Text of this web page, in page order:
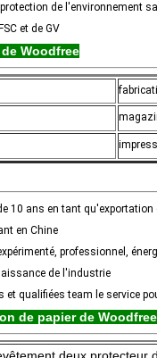
de l'environnement
et de GV
Woodfree
10 ans en tant
en Chine
professionnel,
de l'industrie
et qualifiées team le service
de papier de Woodfree